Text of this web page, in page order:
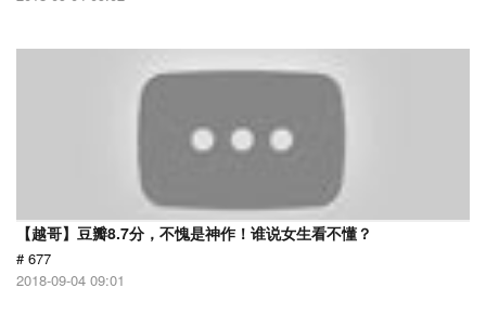
【越哥】豆瓣8.7分，不愧是神作！谁说女生看不懂？
# 677
2018-09-04 09:01